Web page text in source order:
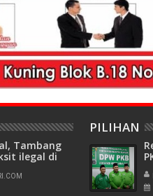
Tambang
ilegal di
Tower TPA
Beroperasi
PILIHAN